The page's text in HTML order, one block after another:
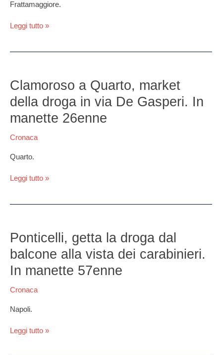
Frattamaggiore.
alle
eLeggi tutto »
Clamoroso a Quarto, market
della droga in via De Gasperi. In
manette 26enne
Cronaca
Quarto.
a
Quarto,
market
droga
in
De
In
Leggi tutto »
Ponticelli, getta la droga dal
balcone alla vista dei carabinieri.
In manette 57enne
Cronaca
Napoli.
getta
la
droga
dal
balcone
alla
dei
In
Leggi tutto »